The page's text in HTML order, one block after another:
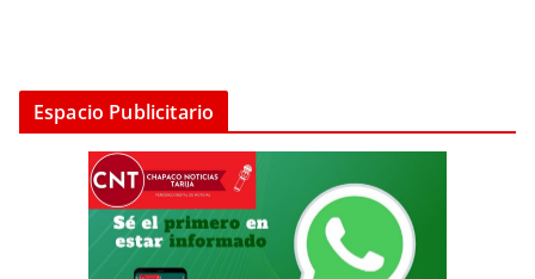
Espacio Publicitario